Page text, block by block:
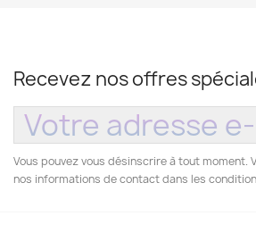
Recevez nos offres
Vous pouvez vous désinscrire à tout moment.
nos informations de contact dans les